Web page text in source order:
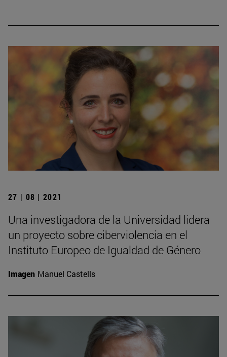
27 | 08 | 2021
Una investigadora de la Universidad lidera
un proyecto sobre ciberviolencia en el
Instituto Europeo de Igualdad de Género
Imagen Manuel Castells